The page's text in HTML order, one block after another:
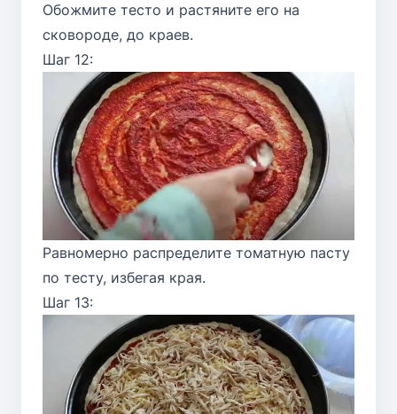
Обожмите тесто и растяните его на
сковороде, до краев.
Шаг 12:
Равномерно распределите томатную пасту
по тесту, избегая края.
Шаг 13: